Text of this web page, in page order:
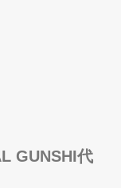
GUNSHI代